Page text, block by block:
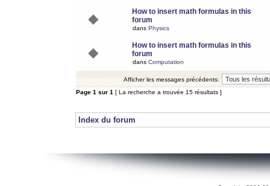
How to insert math formulas in this
forum
dans Physics
How to insert math formulas in this
forum
dans Computation
Afficher les messages précédents:
Page 1 sur 1 [ La recherche a trouvée 15 résultats ]
Index du forum